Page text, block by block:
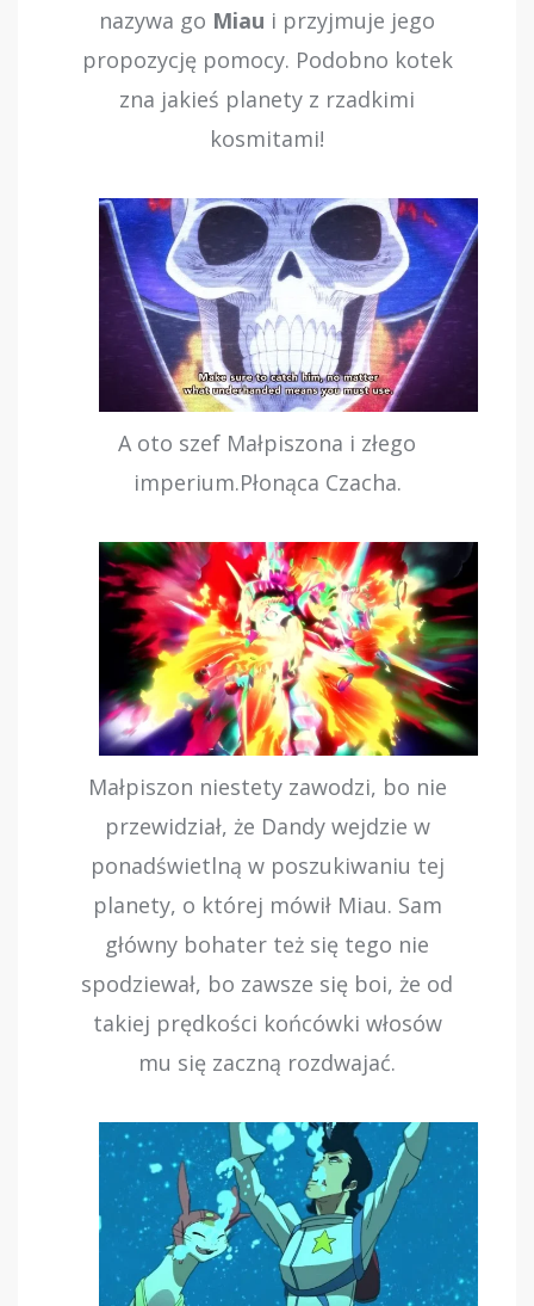
nazywa go Miau i przyjmuje jego
propozycję pomocy. Podobno kotek
zna jakieś planety z rzadkimi
kosmitami!
A oto szef Małpiszona i złego
imperium.Płonąca Czacha.
Małpiszon niestety zawodzi, bo nie
przewidział, że Dandy wejdzie w
ponadświetlną w poszukiwaniu tej
planety, o której mówił Miau. Sam
główny bohater też się tego nie
spodziewał, bo zawsze się boi, że od
takiej prędkości końcówki włosów
mu się zaczną rozdwajać.